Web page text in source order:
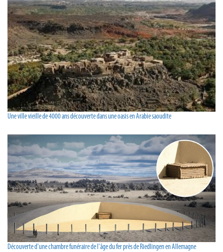
Une ville vieille de 4000 ans découverte dans une oasis en Arabie saoudite
Découverte d'une chambre funéraire de l'âge du fer près de Riedlingen en Allemagne